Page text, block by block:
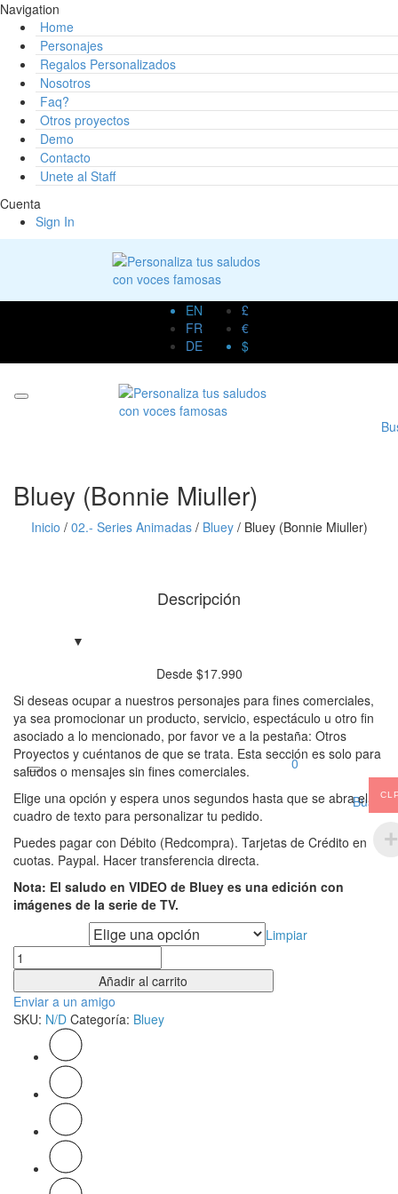
Navigation
Home
Personajes
Regalos Personalizados
Nosotros
Faq?
Otros proyectos
Demo
Contacto
Unete al Staff
Cuenta
Sign In
0
Buscar
EN
FR
DE
£
€
$
Bluey (Bonnie Miuller)
Inicio / 02.- Series Animadas / Bluey /Bluey (Bonnie Miuller)
Descripción
Desde $17.990
Si deseas ocupar a nuestros personajes para fines comerciales,
ya sea promocionar un producto, servicio, espectáculo u otro fin
asociado a lo mencionado, por favor ve a la pestaña: Otros
Proyectos y cuéntanos de que se trata. Esta sección es solo para
saludos o mensajes sin fines comerciales.
Elige una opción y espera unos segundos hasta que se abra el
cuadro de texto para personalizar tu pedido.
Puedes pagar con Débito (Redcompra). Tarjetas de Crédito en
cuotas. Paypal. Hacer transferencia directa.
Nota: El saludo en VIDEO de Bluey es una edición con
imágenes de la serie de TV.
Limpiar
Cantidad
Añadir al carrito
Enviar a un amigo
SKU: N/D Categoría: Bluey